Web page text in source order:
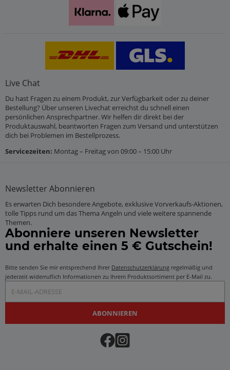
Live Chat
Du hast Fragen zu einem Produkt, zur Verfügbarkeit oder zu deiner
Bestellung? Über unseren Livechat erreichst du schnell einen
persönlichen Ansprechpartner. Wir helfen dir direkt bei der
Produktauswahl, beantworten Fragen zum Versand und unterstützen
dich bei Problemen im Bestellprozess.
Servicezeiten: Montag – Freitag von 09:00 – 15:00 Uhr
Newsletter Abonnieren
Es erwarten Dich besondere Angebote, exklusive Vorverkaufs-Aktionen,
tolle Tipps rund um das Thema Angeln und viele weitere spannende
Themen.
Abonniere unseren Newsletter
und erhalte einen 5 € Gutschein!
Bitte senden Sie mir entsprechend Ihrer Datenschutzerklärung regelmäßig und
jederzeit widerruflich Informationen zu Ihrem Produktsortiment per E-Mail zu.
ABONNIEREN